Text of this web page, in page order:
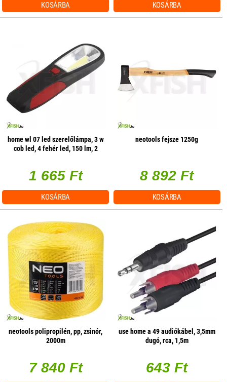
KOSÁRBA KOSÁRBA
home wl 07 led szerelőlámpa, 3 w
cob led, 4 fehér led, 150 lm, 2
1 665 Ft
KOSÁRBA
neotools fejsze 1250g
8 892 Ft
KOSÁRBA
neotools polipropilén, pp, zsinór,
2000m
7 840 Ft
use home a 49 audiókábel, 3,5mm
dugó, rca, 1,5m
643 Ft